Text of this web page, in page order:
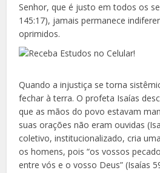
Senhor, que é justo em todos os
145:17), jamais permanece
oprimidos.
Quando a injustiça se torna
fechar à terra. O profeta Isaías
que as mãos do povo estavam
suas orações não eram ouvidas
coletivo, institucionalizado, cria
os homens, pois “os vossos
entre vós e o vosso Deus” (Isaías